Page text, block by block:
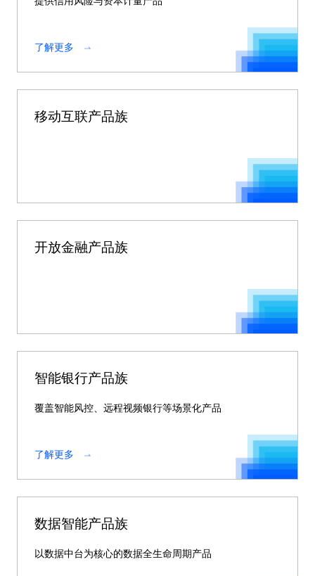
了解更多
移动互联产品族
开放金融产品族
智能银行产品族
覆盖智能风控、远程视频银行等场景化产品
了解更多
数据智能产品族
以数据中台为核心的数据全生命周期产品